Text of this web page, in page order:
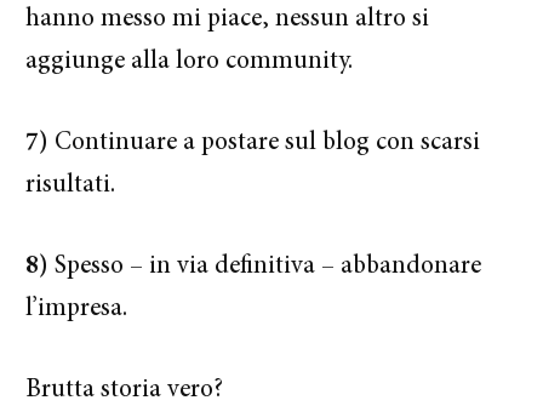
hanno messo mi piace, nessun altro si
aggiunge alla loro community.
7) Continuare a postare sul blog con scarsi
risultati.
8) Spesso – in via definitiva – abbandonare
l’impresa.
Brutta storia vero?